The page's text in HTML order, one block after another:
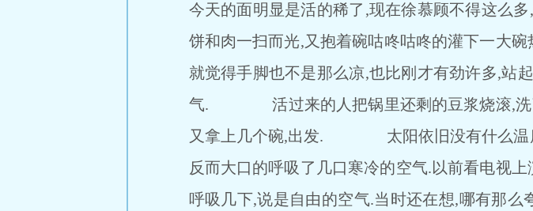
今天的面明显是活的稀了,现在徐慕顾不得
饼和肉一扫而光,又抱着碗咕咚咕咚的灌下一大
就觉得手脚也不是那么凉,也比刚才有劲许多,站
气. 活过来的人把锅里还剩的豆浆烧滚,洗了
又拿上几个碗,出发. 太阳依旧没有什么温度,
反而大口的呼吸了几口寒冷的空气.以前看电视
呼吸几下,说是自由的空气.当时还在想,哪有那